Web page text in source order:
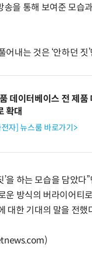
송을 통해 보여준 모습
어내는 것은 ‘안하던
데이터베이스 전 제
확대
자] 뉴스룸 바로가기>
’을 하는 모습을 담았
운 방식의 버라이어티
대한 기대의 말을 전했